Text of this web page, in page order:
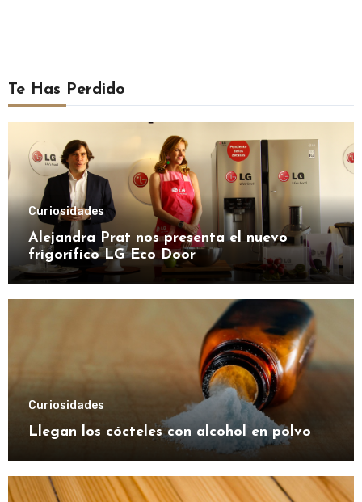
Te Has Perdido
Curiosidades
Alejandra Prat nos presenta el nuevo
frigorífico LG Eco Door
Curiosidades
Llegan los cócteles con alcohol en polvo